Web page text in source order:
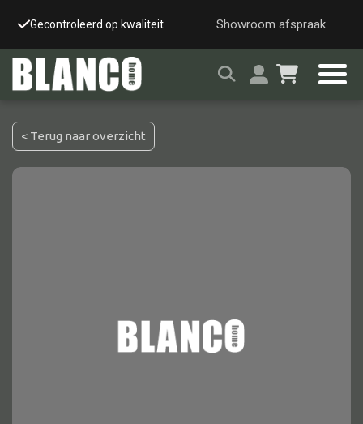
Gecontroleerd op kwaliteit Snelle & veilige
Showroom afspraak
< Terug naar overzicht